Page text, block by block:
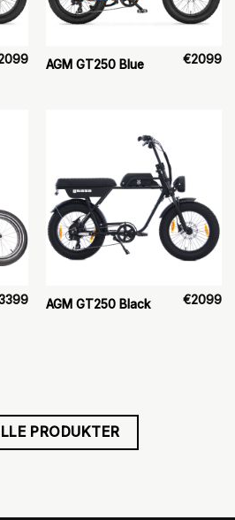
AGM GT250 Blue €2099
AGM GT250 Black €2099
PRODUKTER